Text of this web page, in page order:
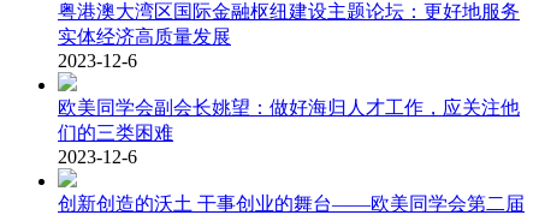
粤港澳大湾区国际金融枢纽建设主题论坛：更好地服务
实体经济高质量发展
2023-12-6
欧美同学会副会长姚望：做好海归人才工作，应关注他
们的三类困难
2023-12-6
创新创造的沃土 干事创业的舞台——欧美同学会第二届